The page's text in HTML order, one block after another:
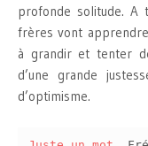
profonde solitude. A
frères vont
à grandir et tenter
d’une grande
d’optimisme.